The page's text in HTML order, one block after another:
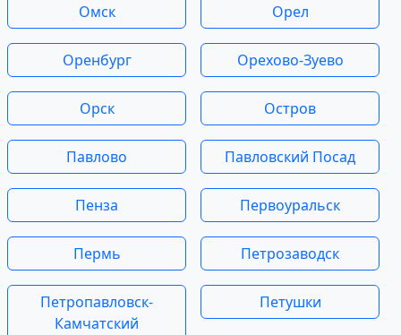
Омск Орел
Оренбург Орехово-Зуево
Орск Остров
Павлово Павловский Посад
Пенза Первоуральск
Пермь Петрозаводск
Петропавловск-
Камчатский
Петушки